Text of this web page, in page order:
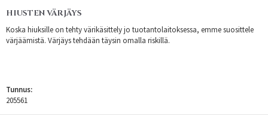
HIUSTEN VÄRJÄYS
Koska hiuksille on tehty värikäsittely jo tuotantolaitoksessa, emme suosittele
värjäämistä. Värjäys tehdään täysin omalla riskillä.
Tunnus:
205561